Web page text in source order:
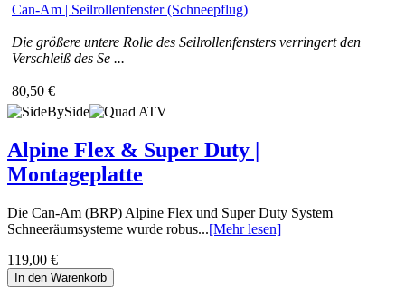
Can-Am | Seilrollenfenster (Schneepflug)
Die größere untere Rolle des Seilrollenfensters verringert den
Verschleiß des Se ...
80,50 €
Alpine Flex & Super Duty |
Montageplatte
Die Can-Am (BRP) Alpine Flex und Super Duty System
Schneeräumsysteme wurde robus...[Mehr lesen]
119,00 €
In den Warenkorb